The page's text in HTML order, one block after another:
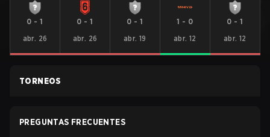
0 -1
abr. 26
0 -1
abr. 26
0 -1
abr. 19
1 - 0
abr. 12
0 -1
abr. 12
TORNEOS
PREGUNTAS FRECUENTES